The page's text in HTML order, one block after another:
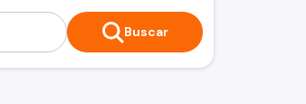
Buscar